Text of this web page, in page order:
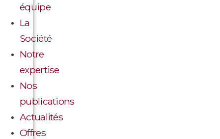
équipe
La
Société
Notre
expertise
Nos
publications
Actualités
Offres